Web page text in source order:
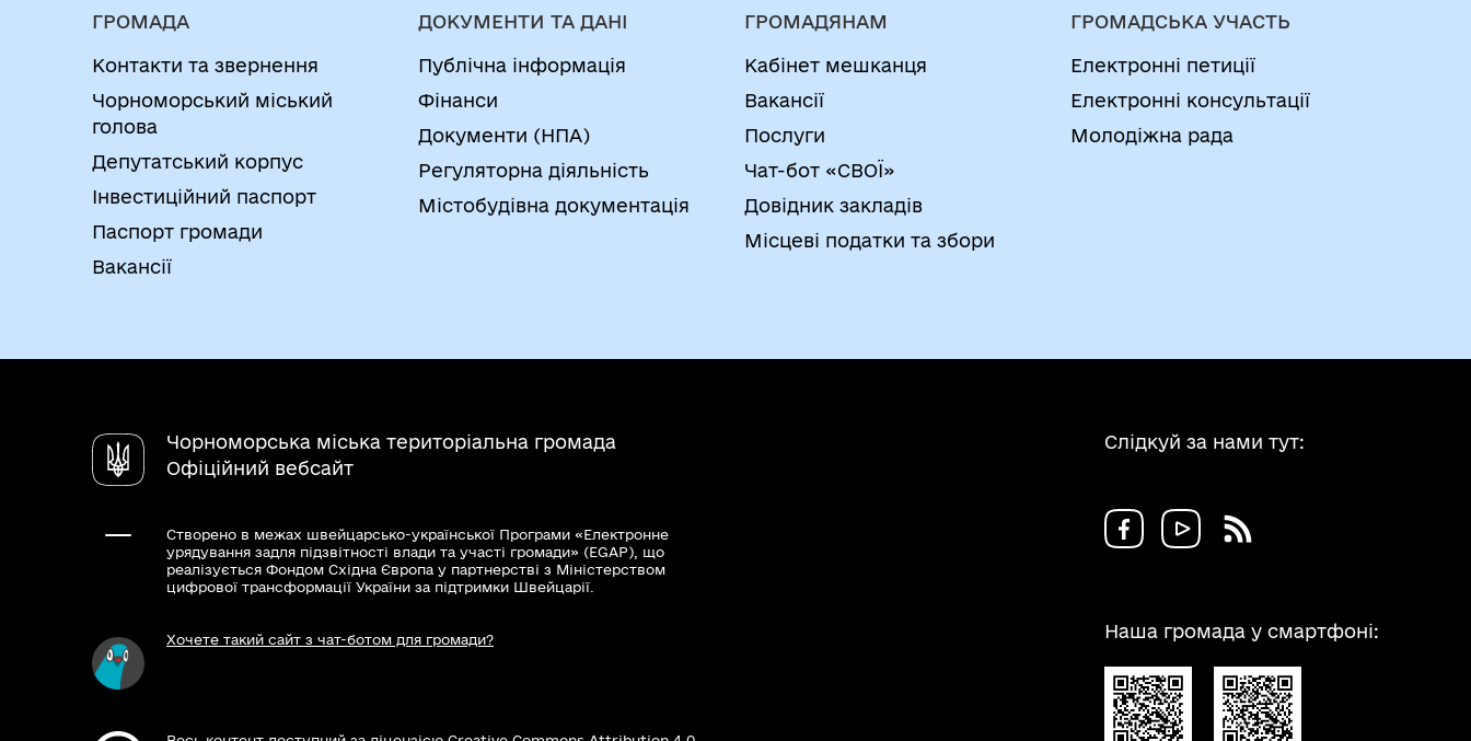
ГРОМАДА
Контакти та звернення
Чорноморський міський
голова
Депутатський корпус
Інвестиційний паспорт
Паспорт громади
Вакансії
ДОКУМЕНТИ ТА ДАНІ
Публічна інформація
Фінанси
Документи (НПА)
Регуляторна діяльність
Містобудівна документація
ГРОМАДЯНАМ
Кабінет мешканця
Вакансії
Послуги
Чат-бот «СВОЇ»
Довідник закладів
Місцеві податки та збори
ГРОМАДСЬКА УЧАСТЬ
Електронні петиції
Електронні консультації
Молодіжна рада
Чорноморська міська територіальна громада
Офіційний вебсайт
Створено в межах швейцарсько-української Програми «Електронне
урядування задля підзвітності влади та участі громади» (EGAP), що
реалізується Фондом Східна Європа у партнерстві з Міністерством
цифрової трансформації України за підтримки Швейцарії.
Хочете такий сайт з чат-ботом для громади?
Слідкуй за нами тут:
Наша громада у смартфоні: